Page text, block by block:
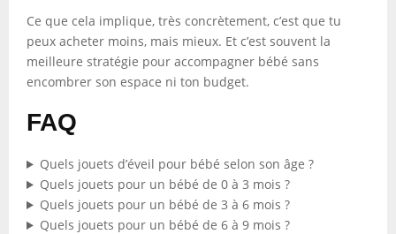
Ce que cela implique, très concrètement, c’est que tu
peux acheter moins, mais mieux. Et c’est souvent la
meilleure stratégie pour accompagner bébé sans
encombrer son espace ni ton budget.
FAQ
Quels jouets d’éveil pour bébé selon son âge ?
Quels jouets pour un bébé de 0 à 3 mois ?
Quels jouets pour un bébé de 3 à 6 mois ?
Quels jouets pour un bébé de 6 à 9 mois ?